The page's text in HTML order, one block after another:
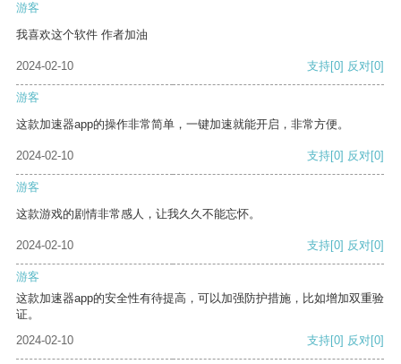
游客
我喜欢这个软件 作者加油
2024-02-10 支持[0] 反对[0]
游客
这款加速器app的操作非常简单，一键加速就能开启，非常方便。
2024-02-10 支持[0] 反对[0]
游客
这款游戏的剧情非常感人，让我久久不能忘怀。
2024-02-10 支持[0] 反对[0]
游客
这款加速器app的安全性有待提高，可以加强防护措施，比如增加双重验
证。
2024-02-10
支持[0] 反对[0]